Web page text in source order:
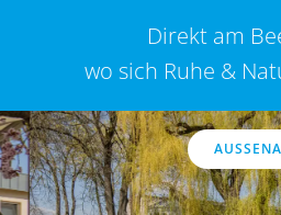
Direkt am
wo sich Ruhe &